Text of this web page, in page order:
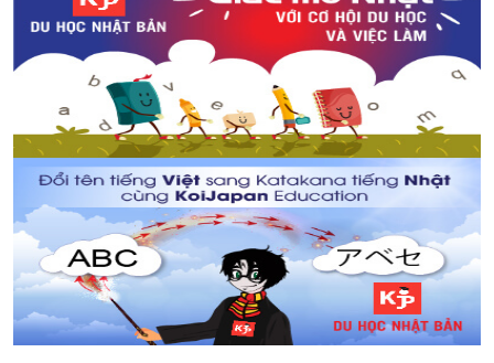
Nhà tiên tri “Bạch tuộc” đã dự đoán đúng về chiến thắng
của Nhật Bản trong trận đấu đầu tiên tại WorldCup 2018
Những điều nên biết khi thi JLPT tại Nhật